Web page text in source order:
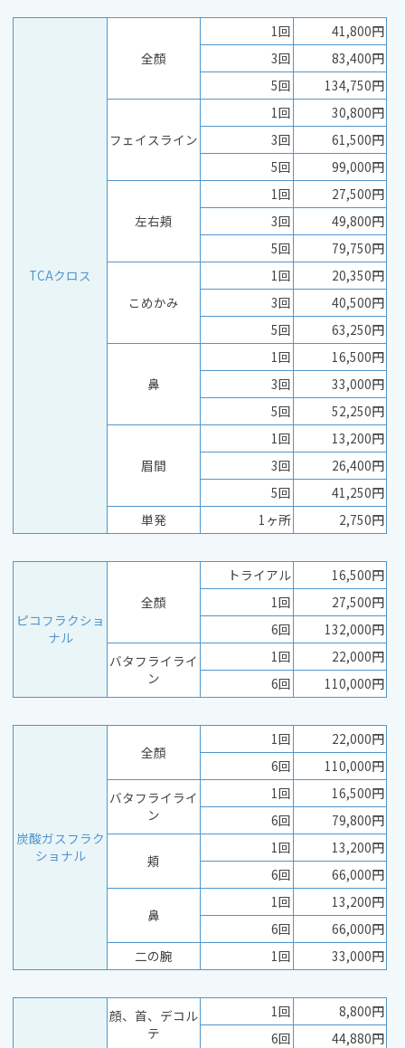
TCAクロス
全顏
1回
41,800円
3回
83,400円
5回
134,750円
フェイスライン
1回
30,800円
3回
61,500円
5回
99,000円
左右頬
1回
27,500円
3回
49,800円
5回
79,750円
こめかみ
1回
20,350円
3回
40,500円
5回
63,250円
鼻
1回
16,500円
3回
33,000円
5回
52,250円
眉間
1回
13,200円
3回
26,400円
5回
41,250円
単発
1ヶ所 2,750円
ピコフラクショ
ナル
全顏
トライアル
16,500円
1回
27,500円
6回
132,000円
バタフライライ
ン
1回
22,000円
6回
110,000円
炭酸ガスフラク
ショナル
全顏
1回
22,000円
6回
110,000円
バタフライライ
ン
1回
16,500円
6回
79,800円
頬
1回
13,200円
6回
66,000円
鼻
1回
13,200円
6回
66,000円
二の腕
1回 33,000円
顔、首、デコル
テ
1回
8,800円
6回
44,880円